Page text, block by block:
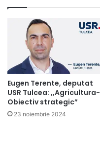
Eugen Terente, deputat
USR Tulcea: ,,Agricultura-
Obiectiv strategic”
23 noiembrie 2024